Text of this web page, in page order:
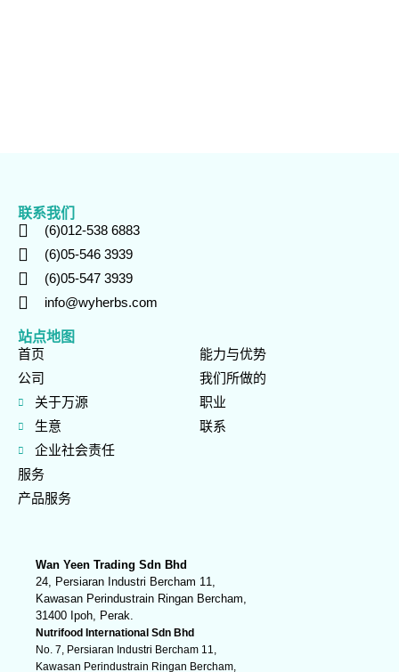
Nutrifood International Sdn Bhd
No. 7, Persiaran Industri Bercham 11,
Kawasan Perindustrain Ringan Bercham,
Wan Yeen Trading Sdn Bhd
24, Persiaran Industri Bercham 11,
Kawasan Perindustrain Ringan Bercham,
31400 Ipoh, Perak.
联系我们
(6)012-538 6883
(6)05-546 3939
(6)05-547 3939
info@wyherbs.com
站点地图
首页
公司
关于万源
生意
企业社会责任
服务
产品服务
能力与优势
我们所做的
职业
联系